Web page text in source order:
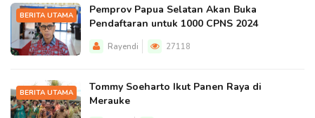
BERITA UTAMA
Pemprov Papua Selatan Akan Buka
Pendaftaran untuk 1000 CPNS 2024
Rayendi 27118
BERITA UTAMA
Tommy Soeharto Ikut Panen Raya di
Merauke